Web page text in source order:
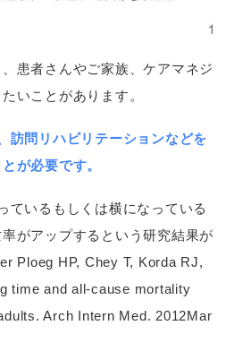
患者さんやご家族、ケアマネジ
いことがあります。
訪問リハビリテーションなどを
が必要です。
ているもしくは横になっている
がアップするという研究結果が
Ploeg HP, Chey T, Korda RJ,
time and all-cause mortality
Arch Intern Med. 2012Mar